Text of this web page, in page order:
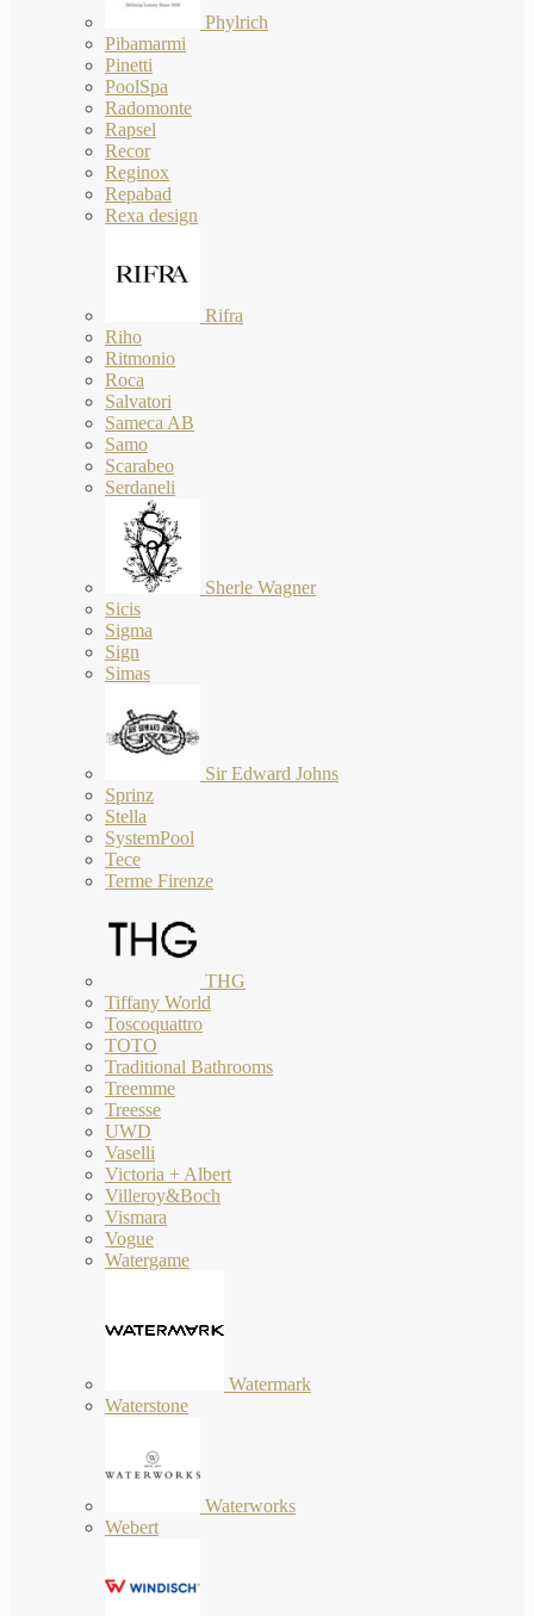
Phylrich
Pibamarmi
Pinetti
PoolSpa
Radomonte
Rapsel
Recor
Reginox
Repabad
Rexa design
Rifra
Riho
Ritmonio
Roca
Salvatori
Sameca AB
Samo
Scarabeo
Serdaneli
Sherle Wagner
Sicis
Sigma
Sign
Simas
Sir Edward Johns
Sprinz
Stella
SystemPool
Tece
Terme Firenze
THG
Tiffany World
Toscoquattro
TOTO
Traditional Bathrooms
Treemme
Treesse
UWD
Vaselli
Victoria + Albert
Villeroy&Boch
Vismara
Vogue
Watergame
Watermark
Waterstone
Waterworks
Webert